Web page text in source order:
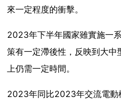
來一定程度的衝擊。
2023年下半年國家雖實施一
策有一定滯後性，反映到大中
上仍需一定時間。
2023年同比2023年交流電動